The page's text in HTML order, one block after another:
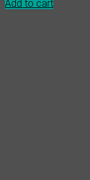
Add to cart